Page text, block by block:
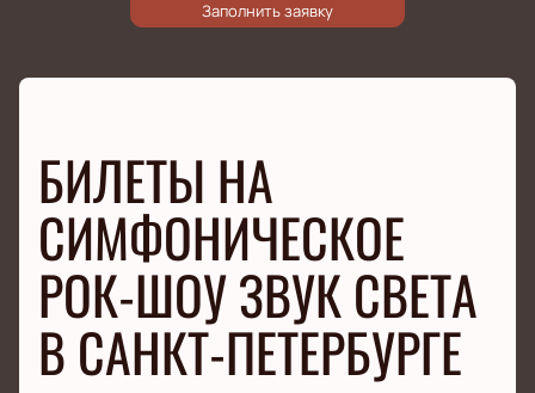
БИЛЕТЫ НА
СИМФОНИЧЕСКОЕ
РОК-ШОУ ЗВУК СВЕТА
В САНКТ-ПЕТЕРБУРГЕ